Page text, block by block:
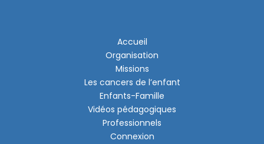
Accueil
Organisation
Missions
Les cancers de l’enfant
Enfants-Famille
Vidéos pédagogiques
Professionnels
Connexion